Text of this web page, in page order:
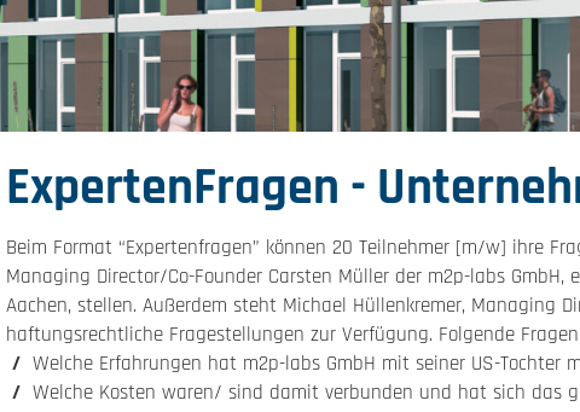
ExpertenFragen -
Beim Format “Expertenfragen” können 20 Teilnehmer [m/w] ihre
Managing Director/Co-Founder Carsten Müller der m2p-labs
Aachen, stellen. Außerdem steht Michael Hüllenkremer, Managing
haftungsrechtliche Fragestellungen zur Verfügung. Folgende
Welche Erfahrungen hat m2p-labs GmbH mit seiner US-Tochter
Welche Kosten waren/ sind damit verbunden und hat sich das